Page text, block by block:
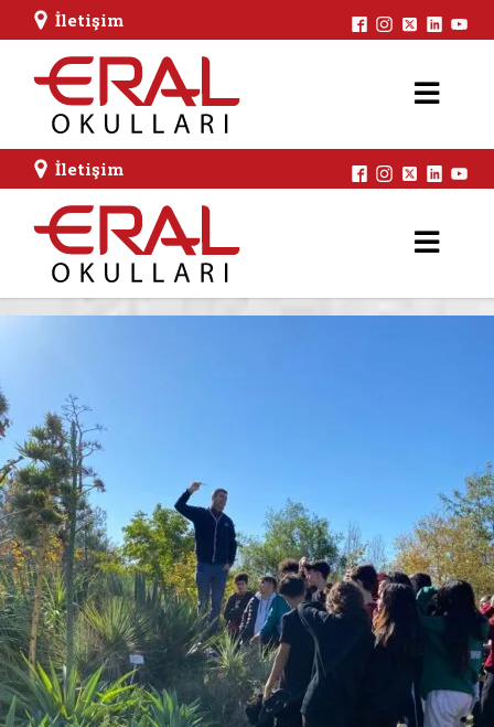
İletişim
İletişim